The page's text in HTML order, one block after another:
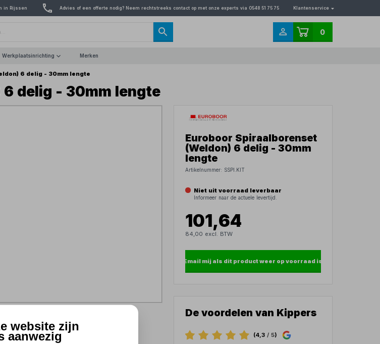
in Rijssen Advies of een offerte nodig? Neem rechtstreeks contact op met onze experts via 0548 51 75 75 Klantenservice
0
Werkplaatsinrichting Merken
6 delig - 30mm lengte
delig - 30mm lengte
Euroboor Spiraalborenset
(Weldon) 6 delig - 30mm
lengte
Artikelnummer: SSPI.KIT
Niet uit voorraad leverbaar
Informeer naar de actuele levertijd.
101,64
84,00 excl. BTW
Email mij als dit product weer op voorraad is
De voordelen van Kippers
(4,3/ 5)
website zijn
aanwezig